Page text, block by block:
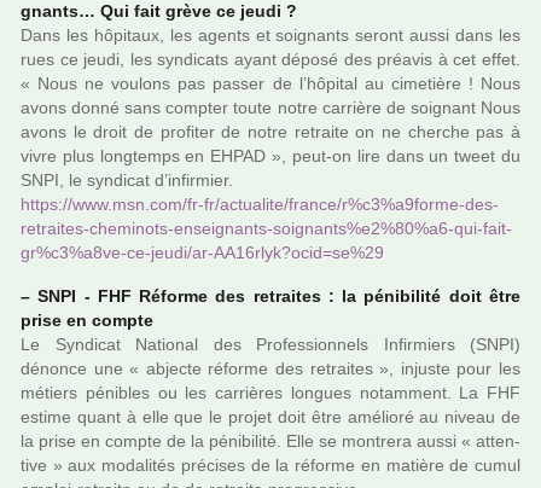
gnants… Qui fait grève ce jeudi ?
Dans les hôpi­taux, les agents et soi­gnants seront aussi dans les
rues ce jeudi, les syn­di­cats ayant déposé des préa­vis à cet effet.
« Nous ne vou­lons pas passer de l’hôpi­tal au cime­tière ! Nous
avons donné sans comp­ter toute notre car­rière de soi­gnant Nous
avons le droit de pro­fi­ter de notre retraite on ne cher­che pas à
vivre plus long­temps en EHPAD », peut-on lire dans un tweet du
SNPI, le syn­di­cat d’infir­mier.
https://www.msn.com/fr-fr/actua­lite/france/r%c3%a9forme-des-
retrai­tes-che­mi­nots-ensei­gnants-soi­gnants%e2%80%a6-qui-fait-
gr%c3%a8ve-ce-jeudi/ar-AA16rlyk?ocid=se%29
– SNPI - FHF Réforme des retrai­tes : la péni­bi­lité doit être
prise en compte
Le Syndicat National des Professionnels Infirmiers (SNPI)
dénonce une « abjecte réforme des retrai­tes », injuste pour les
métiers péni­bles ou les car­riè­res lon­gues notam­ment. La FHF
estime quant à elle que le projet doit être amé­lioré au niveau de
la prise en compte de la péni­bi­lité. Elle se mon­trera aussi « atten­
tive » aux moda­li­tés pré­ci­ses de la réforme en matière de cumul